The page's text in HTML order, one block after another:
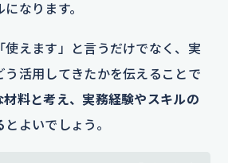
なります。
使えます」と言うだけでなく、実
う活用してきたかを伝えることで
材料と考え、実務経験やスキルの
とよいでしょう。